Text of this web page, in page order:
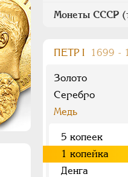
Монеты СССР
ПEТР I 1699 -
Золото
Серебро
Медь
5 копеек
1 копейка
Денга